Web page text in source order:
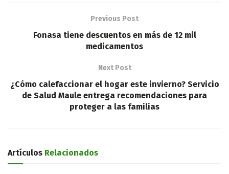
Previous Post
Fonasa tiene descuentos en más de 12 mil
medicamentos
Next Post
¿Cómo calefaccionar el hogar este invierno? Servicio
de Salud Maule entrega recomendaciones para
proteger a las familias
Artículos Relacionados